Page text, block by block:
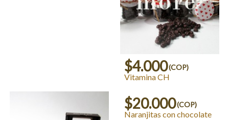
$4.000(COP)
Vitamina CH
$20.000(COP)
Naranjitas con chocolate